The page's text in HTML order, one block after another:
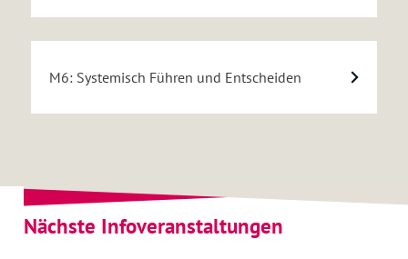
M6: Systemisch Führen und Entscheiden
Nächste Infoveranstaltungen